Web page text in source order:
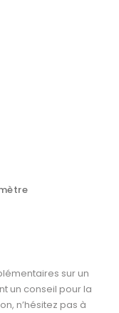
sur un
un conseil pour la
n’hésitez pas à